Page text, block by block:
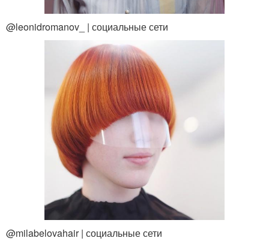
@leonidromanov_ | социальные сети
@milabelovahair | социальные сети